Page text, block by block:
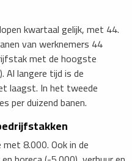
kwartaal gelijk, met 44.
van werknemers 44
met de hoogste
Al langere tijd is de
laagst. In het tweede
per duizend banen.
8.000. Ook in de